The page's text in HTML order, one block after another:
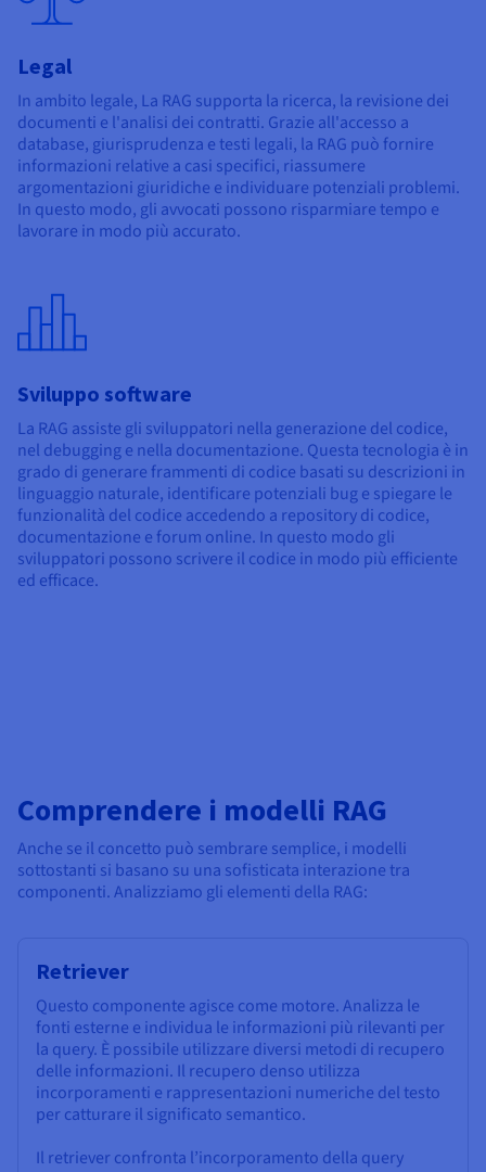
Legal
In ambito legale, La RAG supporta la ricerca, la revisione dei
documenti e l'analisi dei contratti. Grazie all'accesso a
database, giurisprudenza e testi legali, la RAG può fornire
informazioni relative a casi specifici, riassumere
argomentazioni giuridiche e individuare potenziali problemi.
In questo modo, gli avvocati possono risparmiare tempo e
lavorare in modo più accurato.
Sviluppo software
La RAG assiste gli sviluppatori nella generazione del codice,
nel debugging e nella documentazione. Questa tecnologia è in
grado di generare frammenti di codice basati su descrizioni in
linguaggio naturale, identificare potenziali bug e spiegare le
funzionalità del codice accedendo a repository di codice,
documentazione e forum online. In questo modo gli
sviluppatori possono scrivere il codice in modo più efficiente
ed efficace.
Comprendere i modelli RAG
Anche se il concetto può sembrare semplice, i modelli
sottostanti si basano su una sofisticata interazione tra
componenti. Analizziamo gli elementi della RAG:
Retriever
Questo componente agisce come motore. Analizza le
fonti esterne e individua le informazioni più rilevanti per
la query. È possibile utilizzare diversi metodi di recupero
delle informazioni. Il recupero denso utilizza
incorporamenti e rappresentazioni numeriche del testo
per catturare il significato semantico.
Il retriever confronta l’incorporamento della query